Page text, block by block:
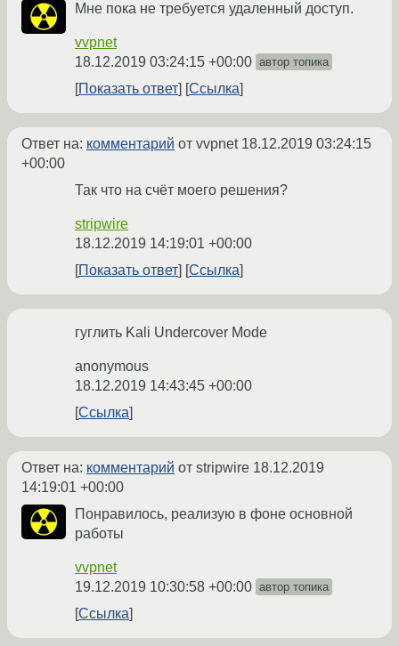
Мне пока не требуется удаленный доступ.
vvpnet
18.12.2019 03:24:15 +00:00 автор топика
Показать ответ Ссылка
Ответ на: комментарий от vvpnet 18.12.2019 03:24:15
+00:00
Так что на счёт моего решения?
stripwire
18.12.2019 14:19:01 +00:00
Показать ответ
Ссылка
гуглить Kali Undercover Mode
anonymous
18.12.2019 14:43:45 +00:00
Ссылка
Ответ на: комментарий от stripwire 18.12.2019
14:19:01 +00:00
Понравилось, реализую в фоне основной
работы
vvpnet
19.12.2019 10:30:58 +00:00 автор топика
Ссылка